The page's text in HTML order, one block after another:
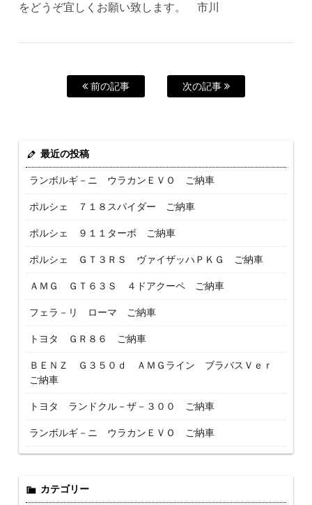
をどうぞ宜しくお願い致します。 市川
前の記事 次の記事
最近の投稿
ランボルギ－ニ ウラカンＥＶＯ ご納車
ポルシェ ７１８スパイダー ご納車
ポルシェ ９１１ターボ ご納車
ポルシェ ＧＴ３ＲＳ ヴァイザッハＰＫＧ ご納車
ＡＭＧ ＧＴ６３Ｓ ４ドアクーペ ご納車
フェラ－リ ローマ ご納車
トヨタ ＧＲ８６ ご納車
ＢＥＮＺ Ｇ３５０ｄ ＡＭＧライン ブラバスＶｅｒ
ご納車
トヨタ ランドクル－ザ－３００ ご納車
ランボルギ－ニ ウラカンＥＶＯ ご納車
カテゴリー